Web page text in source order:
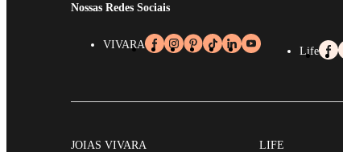
Nossas Redes Sociais
VIVARA
Life
JOIAS VIVARA LIFE